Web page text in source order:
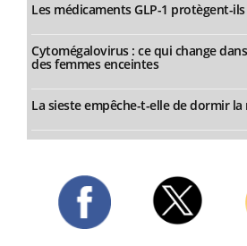
Les médicaments GLP-1 protègent-ils
Cytomégalovirus : ce qui change
des femmes enceintes
La sieste empêche-t-elle de dormir la